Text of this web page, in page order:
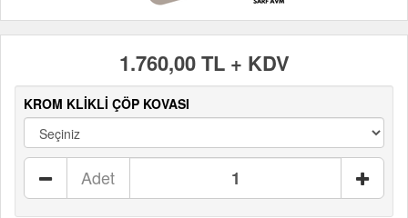
1.760,00 TL + KDV
KROM KLİKLİ ÇÖP KOVASI
Adet